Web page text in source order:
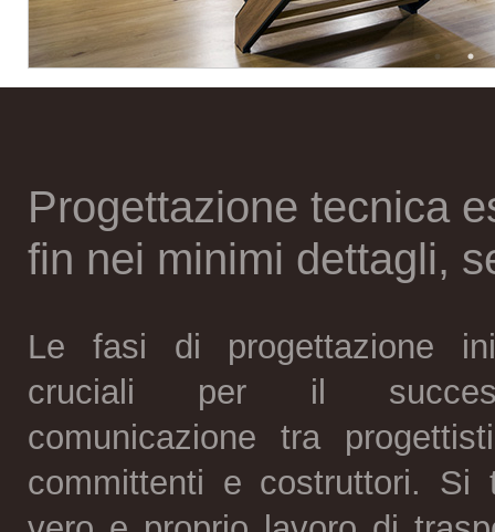
Progettazione tecnica
fin nei minimi dettagli,
Le fasi di progettazione
cruciali per il
comunicazione tra
committenti e costruttori. Si